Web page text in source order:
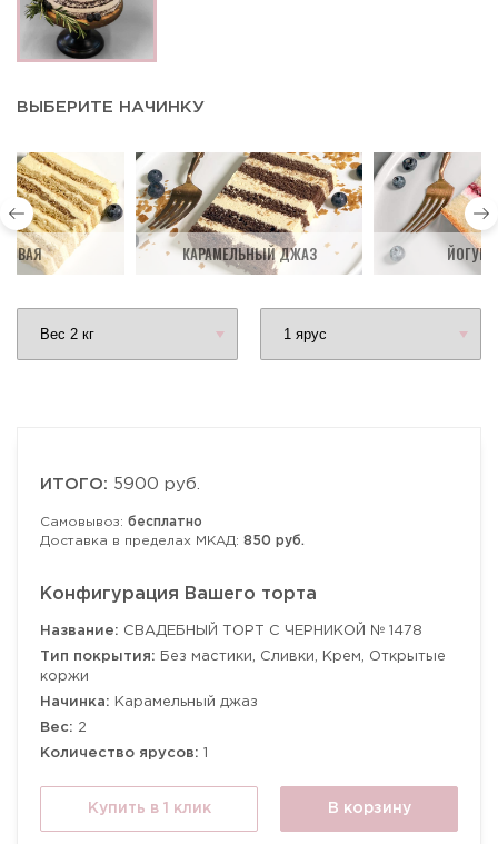
ВЫБЕРИТЕ НАЧИНКУ
КАРАМЕЛЬНЫЙ ДЖАЗ
ИТОГО: 5900 руб.
Самовывоз: бесплатно
Доставка в пределах МКАД: 850 руб.
Конфигурация Вашего торта
Название: СВАДЕБНЫЙ ТОРТ С ЧЕРНИКОЙ № 1478
Тип покрытия:
Без мастики, Сливки, Крем, Открытые
коржи
Начинка: Карамельный джаз
Вес: 2
Количество ярусов: 1
Купить в 1 клик В корзину